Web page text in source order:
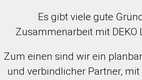
Es gibt viele gute
Zusammenarbeit mit DEKO
Zum einen sind wir ein
und verbindlicher Partner,